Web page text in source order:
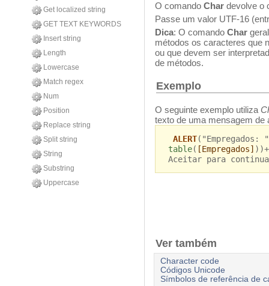
Get localized string
GET TEXT KEYWORDS
Insert string
Length
Lowercase
Match regex
Num
Position
Replace string
Split string
String
Substring
Uppercase
O comando Char devolve o
Passe um valor UTF-16
Dica: O comando Char
métodos os caracteres que
ou que devem ser
de métodos.
Exemplo
O seguinte exemplo utiliza
texto de uma mensagem de
ALERT("Empregados:
table( [Empregados] ))+
Aceitar para
Ver também
Character code
Códigos Unicode
Símbolos de referência de